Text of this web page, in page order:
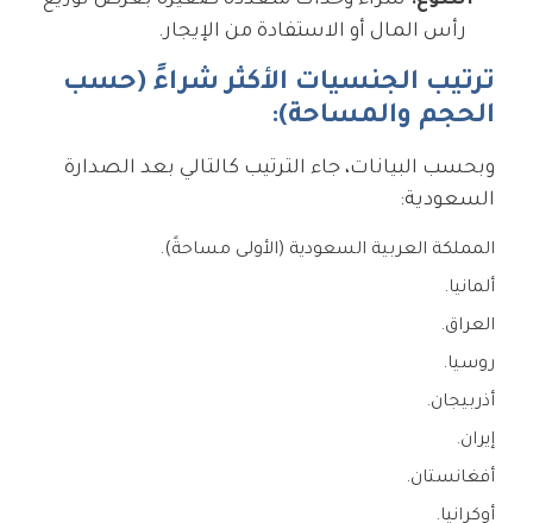
رأس المال أو الاستفادة من الإيجار.
ترتيب الجنسيات الأكثر شراءً (حسب
الحجم والمساحة):
وبحسب البيانات، جاء الترتيب كالتالي بعد الصدارة
السعودية:
المملكة العربية السعودية (الأولى مساحةً).
ألمانيا.
العراق.
روسيا.
أذربيجان.
إيران.
أفغانستان.
أوكرانيا.